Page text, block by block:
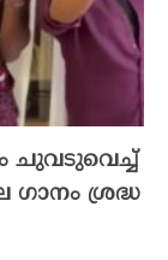
ചുവടുവെച്ച്
ഗാനം ശ്രദ്ധ